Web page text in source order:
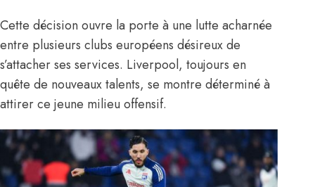
Cette décision ouvre la porte à une lutte acharnée
entre plusieurs clubs européens désireux de
s’attacher ses services. Liverpool, toujours en
quête de nouveaux talents, se montre déterminé à
attirer ce jeune milieu offensif.